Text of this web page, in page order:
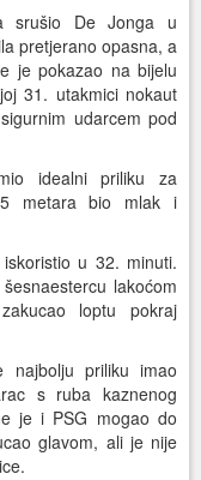
srušio De Jonga u
pretjerano opasna, a
je pokazao na bijelu
31. utakmici nokaut
udarcem pod
idealni priliku za
metara bio mlak i
u 32. minuti.
lakoćom
loptu pokraj
priliku imao
s ruba kaznenog
je i PSG mogao do
glavom, ali je nije